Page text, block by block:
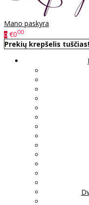
Mano paskyra
0 €000
Prekių krepšelis tuščias!